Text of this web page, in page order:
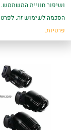
מוצרים
ושיפור חוויית
הסכמה לשימוש זה.
פרטיות.